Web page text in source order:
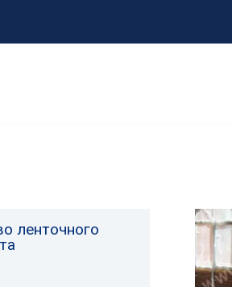
ленточного